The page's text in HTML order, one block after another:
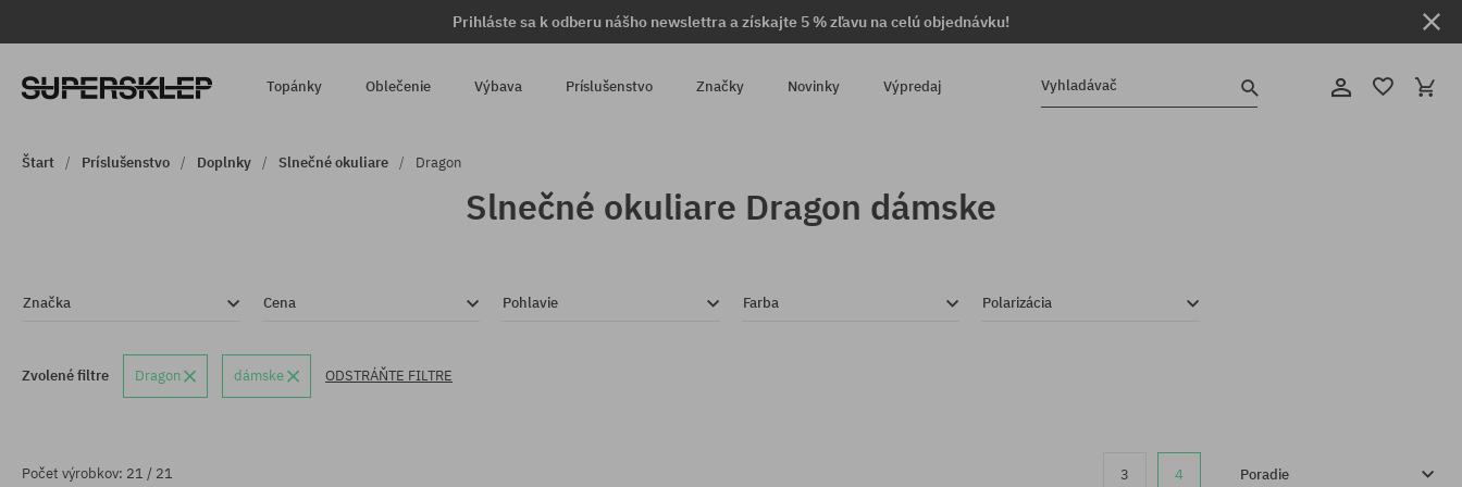
Prihláste sa k odberu nášho newslettra a získajte 5 % zľavu na celú objednávku!
Topánky Oblečenie Výbava Príslušenstvo Značky Novinky Výpredaj Vyhladávač
Štart Príslušenstvo Doplnky Slnečné okuliare Dragon
Slnečné okuliare Dragon dámske
Značka Cena Pohlavie Farba Polarizácia
Zvolené filtre Dragon dámske ODSTRÁŇTE FILTRE
Počet výrobkov: 21 / 21 3 4 Poradie